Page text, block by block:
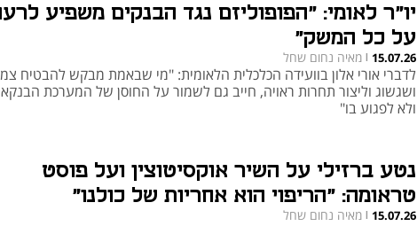
יו"ר לאומי: "הפופוליזם נגד הבנקים משפיע
על כל המשק"
15.07.26
| מאיה נחום שחל
לדברי אורי אלון בוועידה הכלכלית הלאומית: "מי שבאמת מבקש להבטיח
ושגשוג וליצור תחרות ראויה, חייב גם לשמור על החוסן של המערכת
ולא לפגוע בו"
נטע ברזילי על השיר אוקסיטוצין ועל פוסט
טראומה: "הריפוי הוא אחריות של כולנו"
15.07.26
| מאיה נחום שחל